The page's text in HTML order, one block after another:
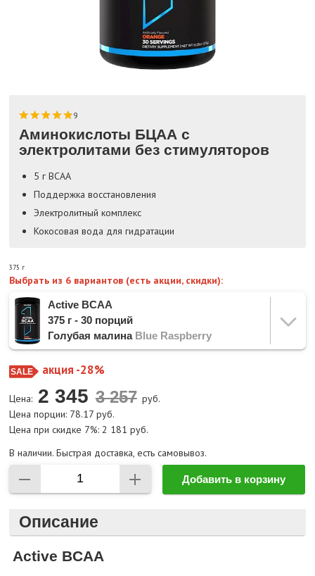
9
Аминокислоты БЦАА с
электролитами без стимуляторов
5 г BCAA
Поддержка восстановления
Электролитный комплекс
Кокосовая вода для гидратации
375 г
Выбрать из 6 вариантов (есть акции, скидки):
Active BCAA
375 г - 30 порций
Голубая малина Blue Raspberry
акция -28%
Цена: 2 345
руб.
Цена порции: 78.17 руб.
Цена при скидке 7%: 2 181 руб.
В наличии. Быстрая доставка, есть самовывоз.
Добавить в корзину
Описание
Active BCAA